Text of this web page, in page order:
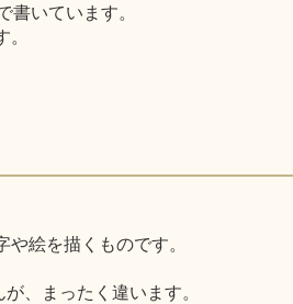
いています。
絵を描くものです。
、まったく違います。